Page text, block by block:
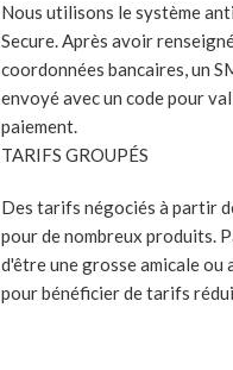
Nous utilisons le système
Secure. Après avoir
coordonnées bancaires, un
envoyé avec un code pour
paiement.
TARIFS GROUPÉS
Des tarifs négociés à partir
pour de nombreux produits.
d'être une grosse amicale ou
pour bénéficier de tarifs